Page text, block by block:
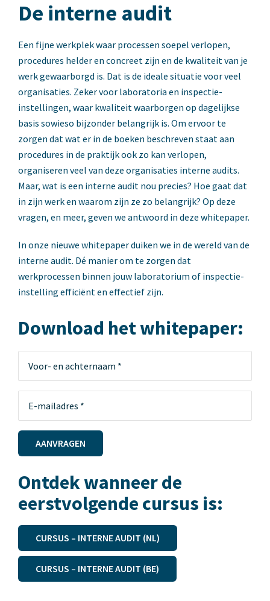
De interne audit
Een fijne werkplek waar processen soepel verlopen,
procedures helder en concreet zijn en de kwaliteit van je
werk gewaarborgd is. Dat is de ideale situatie voor veel
organisaties. Zeker voor laboratoria en inspectie-
instellingen, waar kwaliteit waarborgen op dagelijkse
basis sowieso bijzonder belangrijk is. Om ervoor te
zorgen dat wat er in de boeken beschreven staat aan
procedures in de praktijk ook zo kan verlopen,
organiseren veel van deze organisaties interne audits.
Maar, wat is een interne audit nou precies? Hoe gaat dat
in zijn werken waarom zijn ze zo belangrijk? Op deze
vragen, en meer, geven we antwoord in deze whitepaper.
In onze nieuwe whitepaper duiken we in de wereld van de
interne audit. Dé manier om te zorgen dat
werkprocessen binnen jouw laboratorium of inspectie-
instelling efficiënt en effectief zijn.
Download het whitepaper:
AANVRAGEN
Ontdek wanneer de
eerstvolgende cursus is:
CURSUS – INTERNE AUDIT (NL)
CURSUS – INTERNE AUDIT (BE)